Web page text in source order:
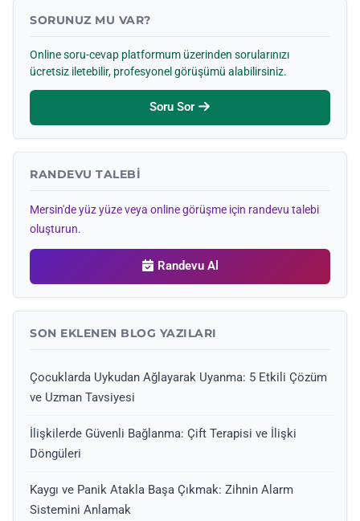
SORUNUZ MU VAR?
Online soru-cevap platformum üzerinden sorularınızı
ücretsiz iletebilir, profesyonel görüşümü alabilirsiniz.
Soru Sor
RANDEVU TALEBI
Mersin'de yüz yüze veya online görüşme için randevu talebi
oluşturun.
Randevu Al
SON EKLENEN BLOG YAZILARI
Çocuklarda Uykudan Ağlayarak Uyanma: 5 Etkili Çözüm
ve Uzman Tavsiyesi
İlişkilerde Güvenli Bağlanma: Çift Terapisi ve İlişki
Döngüleri
Kaygı ve Panik Atakla Başa Çıkmak: Zihnin Alarm
Sistemini Anlamak